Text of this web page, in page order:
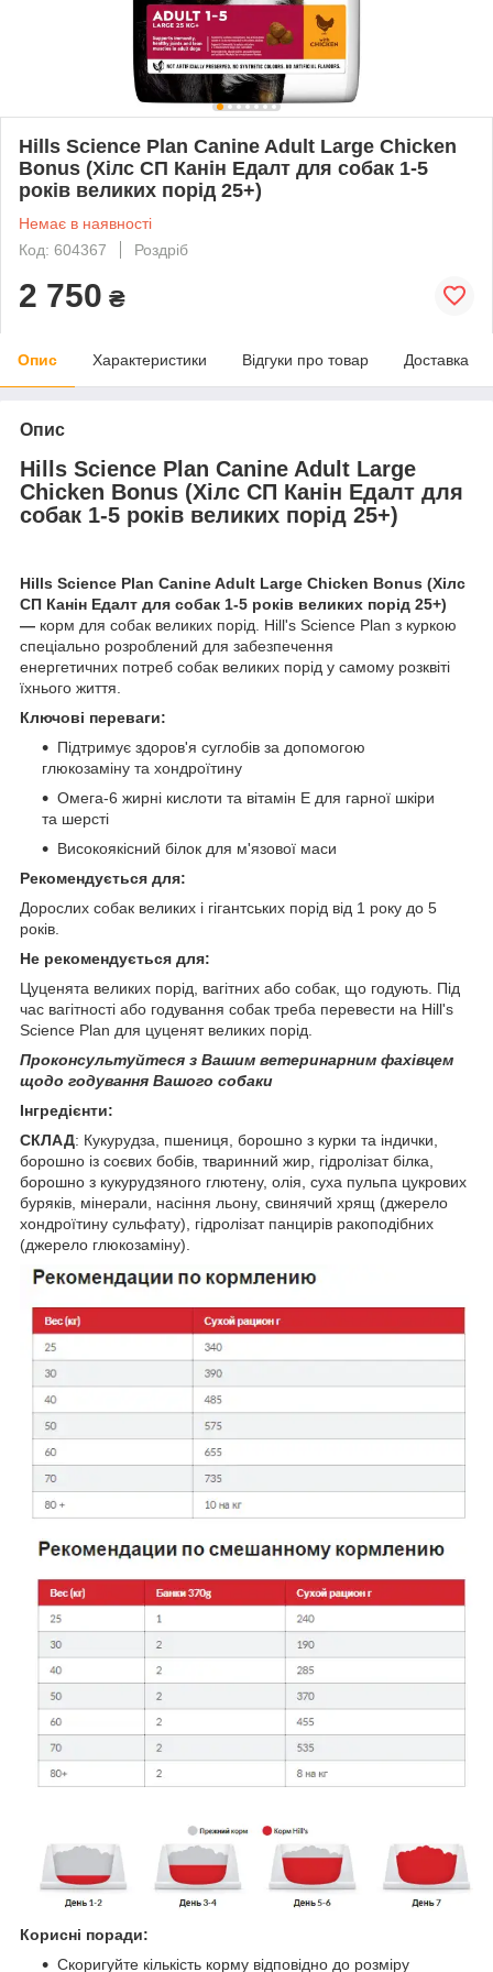
Hills Science Plan Canine Adult Large Chicken
Bonus (Хілс СП Канін Едалт для собак 1-5
років великих порід 25+)
Немає в наявності
Код: 604367
Роздріб
2 750 ₴
Опис Характеристики Відгуки про товар Доставка
Опис
Hills Science Plan Canine Adult Large
Chicken Bonus (Хілс СП Канін Едалт для
собак 1-5 років великих порід 25+)
Hills Science Plan Canine Adult Large Chicken Bonus (Хілс
СП Канін Едалт для собак 1-5 років великих порід 25+)
— корм для собак великих порід. Hill's Science Plan з куркою
спеціально розроблений для забезпечення
енергетичних потреб собак великих порід у самому розквіті
їхнього життя.
Ключові переваги:
Підтримує здоров'я суглобів за допомогою
глюкозаміну та хондроїтину
Омега-6 жирні кислоти та вітамін Е для гарної шкіри
та шерсті
Високоякісний білок для м'язової маси
Рекомендується для:
Дорослих собак великих і гігантських порід від 1 року до 5
років.
Не рекомендується для:
Цуценята великих порід, вагітних або собак, що годують. Під
час вагітності або годування собак треба перевести на Hill's
Science Plan для цуценят великих порід.
Проконсультуйтеся з Вашим ветеринарним фахівцем
щодо годування Вашого собаки
Інгредієнти:
СКЛАД: Кукурудза, пшениця, борошно з курки та індички,
борошно із соєвих бобів, тваринний жир, гідролізат білка,
борошно з кукурудзяного глютену, олія, суха пульпа цукрових
буряків, мінерали, насіння льону, свинячий хрящ (джерело
хондроїтину сульфату), гідролізат панцирів ракоподібних
(джерело глюкозаміну).
Корисні поради:
Скоригуйте кількість корму відповідно до розміру